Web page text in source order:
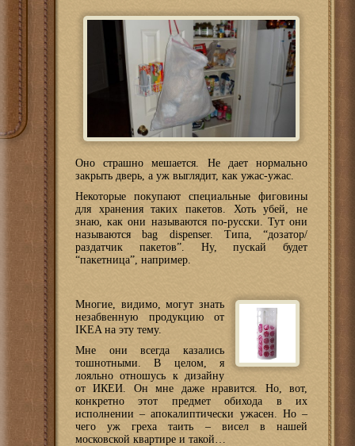
Оно страшно мешается. Не дает нормально
закрыть дверь, а уж выглядит, как ужас-ужас.
Некоторые покупают специальные фиговины
для хранения таких пакетов. Хоть убей, не
знаю, как они называются по-русски. Тут они
называются bag dispenser. Типа, “дозатор/
раздатчик пакетов”. Ну, пускай будет
“пакетница”, например.
Многие, видимо, могут знать
незабвенную продукцию от
IKEA на эту тему.
Мне они всегда казались
тошнотными. В целом, я
лояльно отношусь к дизайну
от ИКЕИ. Он мне даже нравится. Но, вот,
конкретно этот предмет обихода в их
исполнении – апокалиптически ужасен. Но –
чего уж греха таить – висел в нашей
московской квартире и такой…